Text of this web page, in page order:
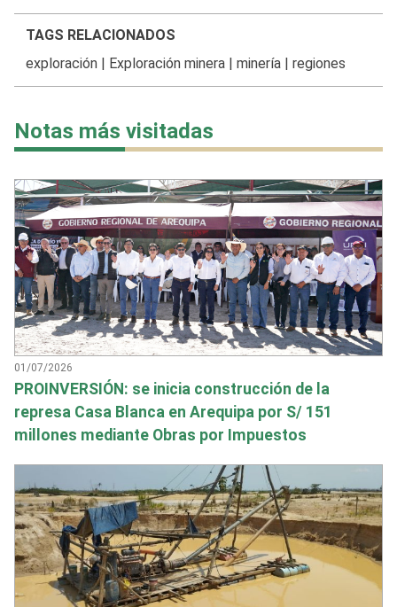
TAGS RELACIONADOS
exploración| Exploración minera| minería| regiones
Notas más visitadas
01/07/2026
PROINVERSIÓN: se inicia construcción de la
represa Casa Blanca en Arequipa por S/ 151
millones mediante Obras por Impuestos